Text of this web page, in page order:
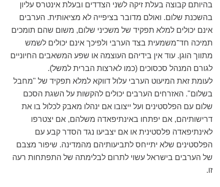
בהיותם קבוצה בעלת זיקה לשני הצדדים ובעלת אינטרס עליון
בהשכנת שלום. ואולם מדובר בציפייה לא מציאותית. הערבים
אינם יכולים למלא תפקיד של משכיני שלום, משום שהם תומכים
תמיכה חד־משמעית בצד הערבי ולפיכך אינם יכולים לשמש
מתווך הוגן. עוד אין בידיהם העוצמה או שפע המשאבים החיוניים
לגורם המנהל סכסוכים (כמו לארצות הברית למשל).
לעומת זאת המיעוט הערבי עלול דווקא למלא תפקיד של "מחבל
בשלום". האזרחים הערבים יכולים להקשות על השגת הסכם
שלום עם הפלסטינים ועל ייצובו אם ינהלו מאבק לכלול בו את
דרישותיהם, אם יפתחו באינתיפאדה משלהם, אם יצטרפו
לאינתיפאדה פלסטינית או אם יצביעו נגד הסדר קבע עם
הפלסטינים שלא יתייחס לתביעותיהם מהמדינה. שיפור מצבם
של הערבים בישראל עשוי לתרום לבלימתה של התפתחות רעה
זו.